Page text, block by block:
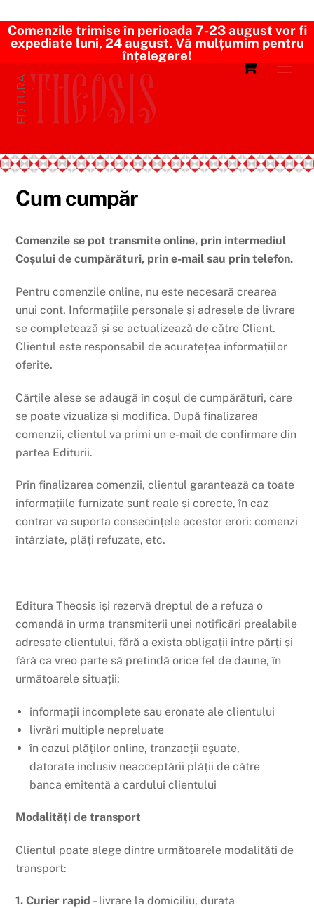
Comenzile trimise în perioada 7-23 august vor fi
expediate luni, 24 august. Vă mulțumim pentru
înțelegere!
Skip
content
Cum cumpăr
Comenzile se pot transmite online, prin intermediul
Coșului de cumpărături, prin e-mail sau prin telefon.
Pentru comenzile online, nu este necesară crearea
unui cont. Informațiile personale și adresele de livrare
se completează și se actualizează de către Client.
Clientul este responsabil de acuratețea informațiilor
oferite.
Cărțile alese se adaugă în coșul de cumpărături, care
se poate vizualiza și modifica. După finalizarea
comenzii, clientul va primi un e-mail de confirmare din
partea Editurii.
Prin finalizarea comenzii, clientul garantează ca toate
informațiile furnizate sunt reale și corecte, în caz
contrar va suporta consecințele acestor erori: comenzi
întârziate, plăți refuzate, etc.
Editura Theosis își rezervă dreptul de a refuza o
comandă în urma transmiterii unei notificări prealabile
adresate clientului, fără a exista obligații între părți și
fără ca vreo parte să pretindă orice fel de daune, în
următoarele situații:
informații incomplete sau eronate ale clientului
livrări multiple nepreluate
în cazul plăților online, tranzacții eșuate,
datorate inclusiv neacceptării plății de către
banca emitentă a cardului clientului
Modalități de transport
Clientul poate alege dintre următoarele modalități de
transport:
1. Curier rapid – livrare la domiciliu, durata